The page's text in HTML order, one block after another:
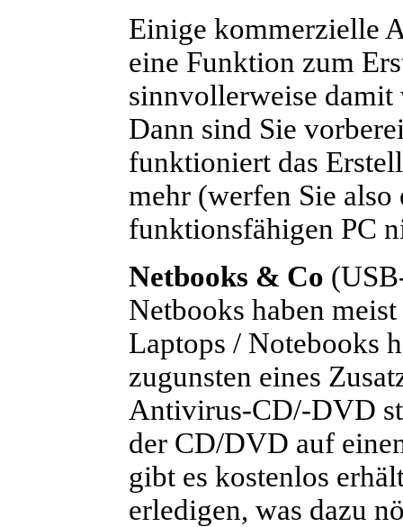
Einige kommerzielle
eine Funktion zum
sinnvollerweise
Dann sind Sie
funktioniert das
mehr (werfen Sie also
funktionsfähigen PC
Netbooks & Co
Netbooks haben
Laptops / Notebooks
zugunsten eines
Antivirus-CD/-DVD
der CD/DVD auf
gibt es kostenlos
erledigen, was dazu